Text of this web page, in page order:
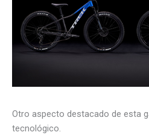
Otro aspecto destacado de esta
tecnológico.